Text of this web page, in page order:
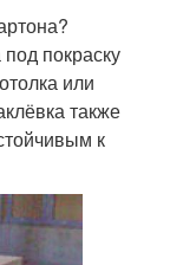
покраску
или
также
к